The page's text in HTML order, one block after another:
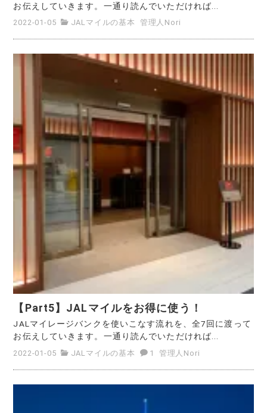
お伝えしていきます。一通り読んでいただければ...
2022-01-05 JALマイルの基本 管理人Nori
【Part5】JALマイルをお得に使う！
JALマイレージバンクを使いこなす流れを、全7回に渡って
お伝えしていきます。一通り読んでいただければ...
2022-01-05 JALマイルの基本 1 管理人Nori